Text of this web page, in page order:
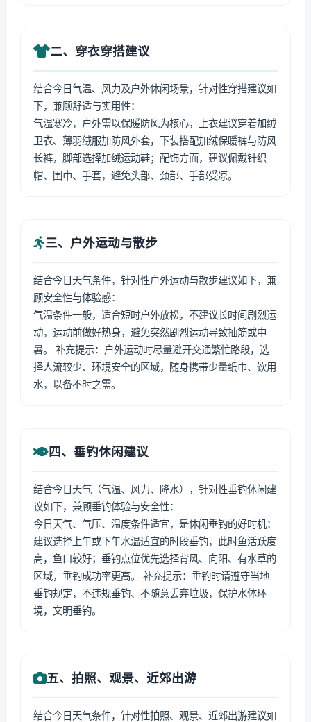
二、穿衣穿搭建议
结合今日气温、风力及户外休闲场景，针对性穿搭建议如
下，兼顾舒适与实用性：
气温寒冷，户外需以保暖防风为核心，上衣建议穿着加绒
卫衣、薄羽绒服加防风外套，下装搭配加绒保暖裤与防风
长裤，脚部选择加绒运动鞋；配饰方面，建议佩戴针织
帽、围巾、手套，避免头部、颈部、手部受凉。
三、户外运动与散步
结合今日天气条件，针对性户外运动与散步建议如下，兼
顾安全性与体验感：
气温条件一般，适合短时户外放松，不建议长时间剧烈运
动，运动前做好热身，避免突然剧烈运动导致抽筋或中
暑。 补充提示：户外运动时尽量避开交通繁忙路段，选
择人流较少、环境安全的区域，随身携带少量纸巾、饮用
水，以备不时之需。
四、垂钓休闲建议
结合今日天气（气温、风力、降水），针对性垂钓休闲建
议如下，兼顾垂钓体验与安全性：
今日天气、气压、温度条件适宜，是休闲垂钓的好时机：
建议选择上午或下午水温适宜的时段垂钓，此时鱼活跃度
高，鱼口较好；垂钓点位优先选择背风、向阳、有水草的
区域，垂钓成功率更高。 补充提示：垂钓时请遵守当地
垂钓规定，不违规垂钓、不随意丢弃垃圾，保护水体环
境，文明垂钓。
五、拍照、观景、近郊出游
结合今日天气条件，针对性拍照、观景、近郊出游建议如